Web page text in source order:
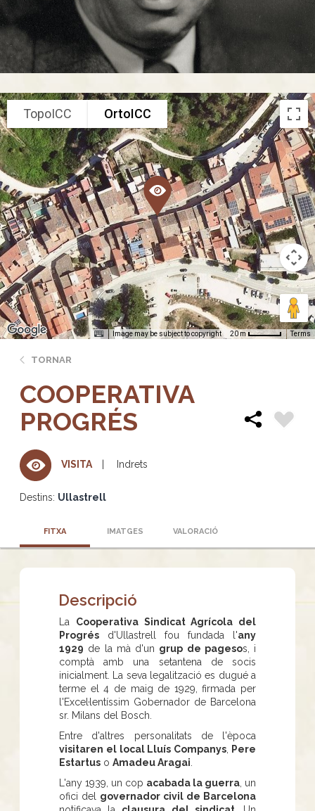
TopoICC OrtoICC
Image may be subject to copyright 20 m Terms
TORNAR
COOPERATIVA
PROGRÉS
VISITA Indrets
Destins: Ullastrell
FITXA IMATGES VALORACIÓ
Descripció
La Cooperativa Sindicat Agrícola del
Progrés d'Ullastrell fou fundada l'any
1929 de la mà d'un grup de pagesos, i
comptà amb una setantena de socis
inicialment. La seva legalització es dugué a
terme el 4 de maig de 1929, firmada per
l'Excel·lentíssim Gobernador de Barcelona
sr. Milans del Bosch.
Entre d'altres personalitats de l'època
visitaren el local Lluís Companys
Pere
Estartus o Amadeu Aragai
L'any 1939, un cop acabada la guerra , un
ofici del governador civil de Barcelona